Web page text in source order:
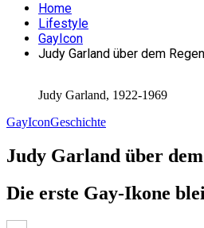
Home
Lifestyle
GayIcon
Judy Garland über dem
Judy Garland, 1922-1969
GayIconGeschichte
Judy Garland über dem
Die erste Gay-Ikone